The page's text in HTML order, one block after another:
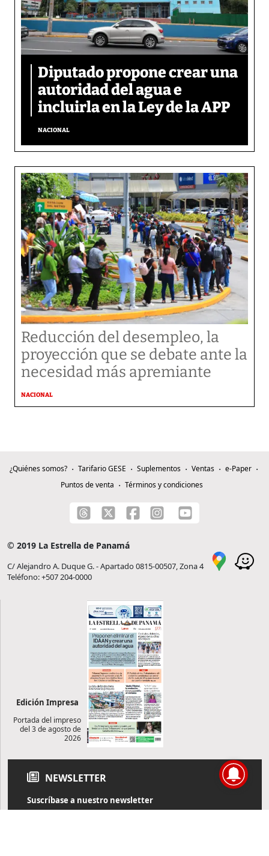
Diputado propone crear una
autoridad del agua e
incluirla en la Ley de la APP
NACIONAL
Reducción del desempleo, la
proyección que se debate ante la
necesidad más apremiante
NACIONAL
¿Quiénes somos? Tarifario GESE Suplementos Ventas
e-Paper
Puntos de venta
Términos y condiciones
© 2019 La Estrella de Panamá
C/ Alejandro A. Duque G. - Apartado 0815-00507, Zona 4
Teléfono: +507 204-0000
Edición Impresa
Portada del impreso
del 3 de agosto de
2026
NEWSLETTER
Suscríbase a nuestro newsletter
Reciba diariamente información de actualidad directamente en